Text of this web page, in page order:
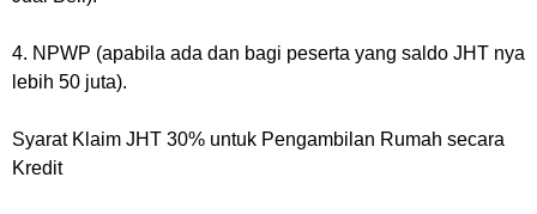
4. NPWP (apabila ada dan bagi peserta yang saldo JHT nya
lebih 50 juta).
Syarat Klaim JHT 30% untuk Pengambilan Rumah secara
Kredit